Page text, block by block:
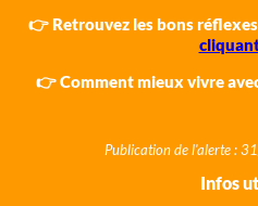
👉 Retrouvez les bons
👉 Comment mieux vivre
Publication de l'alerte :
Infos